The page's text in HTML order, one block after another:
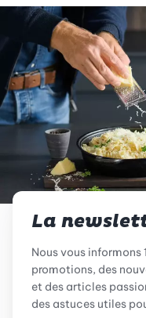
La
Nous vous informons
promotions, des
et des articles
des astuces utiles